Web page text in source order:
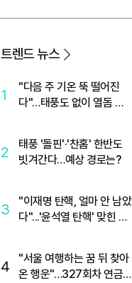
트렌드 뉴스
1
"다음 주 기온 뚝 떨어진
다"…태풍도 없이 열돔 박
2
태풍 '돌핀'·'찬홈' 한반도
빗겨간다…예상 경로는?
3
"이재명 탄핵, 얼마 안 남았
다"...'윤석열 탄핵' 맞힌 무
4
"서울 여행하는 꿈 뒤 찾아
온 행운"…327회차 연금